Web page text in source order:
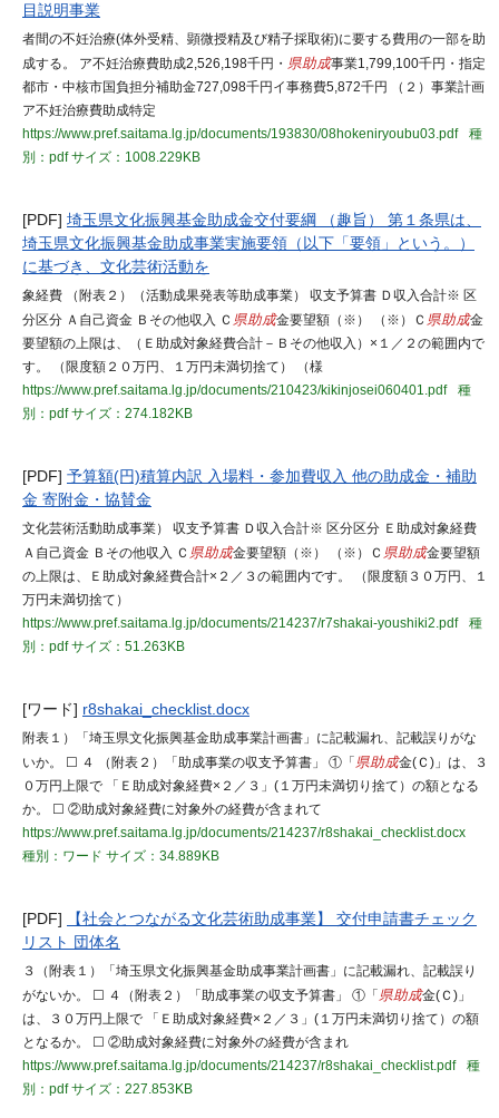
目説明事業
者間の不妊治療(体外受精、顕微授精及び精子採取術)に要する費用の一部を助
成する。 ア不妊治療費助成2,526,198千円・ 県助成事業1,799,100千円・指定
都市・中核市国負担分補助金727,098千円イ事務費5,872千円 （２）事業計画
ア不妊治療費助成特定
https://www.pref.saitama.lg.jp/documents/193830/08hokeniryoubu03.pdf
種
別：pdfサイズ：1008.229KB
[PDF] 埼玉県文化振興基金助成金交付要綱 （趣旨） 第１条県は、
埼玉県文化振興基金助成事業実施要領（以下「要領」という。）
に基づき、文化芸術活動を
象経費 （附表２）（活動成果発表等助成事業） 収支予算書 Ｄ収入合計※ 区
分区分 Ａ自己資金 Ｂその他収入 Ｃ 県助成金要望額（※） （※）Ｃ 県助成金
要望額の上限は、（Ｅ助成対象経費合計－Ｂその他収入）×１／２の範囲内で
す。 （限度額２０万円、１万円未満切捨て） （様
https://www.pref.saitama.lg.jp/documents/210423/kikinjosei060401.pdf
種
別：pdfサイズ：274.182KB
[PDF] 予算額(円)積算内訳 入場料・参加費収入 他の助成金・補助
金 寄附金・協賛金
文化芸術活動助成事業） 収支予算書 Ｄ収入合計※ 区分区分 Ｅ助成対象経費
Ａ自己資金 Ｂその他収入 Ｃ 県助成金要望額（※） （※）Ｃ 県助成金要望額
の上限は、Ｅ助成対象経費合計×２／３の範囲内です。 （限度額３０万円、１
万円未満切捨て）
https://www.pref.saitama.lg.jp/documents/214237/r7shakai-youshiki2.pdf
種
別：pdfサイズ：51.263KB
[ワード] r8shakai_checklist.docx
附表１）「埼玉県文化振興基金助成事業計画書」に記載漏れ、記載誤りがな
いか。 ☐ ４ （附表２）「助成事業の収支予算書」 ①「 県助成金(Ｃ)」は、３
０万円上限で 「Ｅ助成対象経費×２／３」(１万円未満切り捨て）の額となる
か。 ☐ ②助成対象経費に対象外の経費が含まれて
https://www.pref.saitama.lg.jp/documents/214237/r8shakai_checklist.docx
種別：ワード サイズ：34.889KB
[PDF]
【社会とつながる文化芸術助成事業】 交付申請書チェック
リスト 団体名
３（附表１）「埼玉県文化振興基金助成事業計画書」に記載漏れ、記載誤り
がないか。 ☐ ４（附表２）「助成事業の収支予算書」 ①「 県助成金(Ｃ)」
は、３０万円上限で 「Ｅ助成対象経費×２／３」(１万円未満切り捨て）の額
となるか。 ☐ ②助成対象経費に対象外の経費が含まれ
https://www.pref.saitama.lg.jp/documents/214237/r8shakai_checklist.pdf
種
別：pdfサイズ：227.853KB